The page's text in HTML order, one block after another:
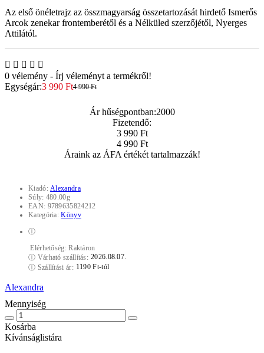
Az első önéletrajz az összmagyarság összetartozását hirdető Ismerős
Arcok zenekar frontemberétől és a Nélküled szerzőjétől, Nyerges
Attilától.
0 vélemény - Írj véleményt a termékről!
Egységár:3 990 Ft4 990 Ft
Ár hűségpontban:2000
Fizetendő:
3 990 Ft
4 990 Ft
Áraink az ÁFA értékét tartalmazzák!
Kiadó:Alexandra
Súly: 480.00g
EAN: 9789635824212
Kategória:Könyv
ⓘ
Elérhetőség:Raktáron
ⓘ Várható szállítás: 2026.08.07.
ⓘ Szállítási ár: 1190 Ft-tól
Alexandra
Mennyiség
Kosárba
Kívánságlistára